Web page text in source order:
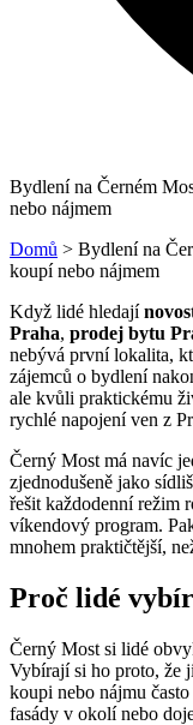
Bydlení na Černém
nebo nájmem
Domů > Bydlení na
koupí nebo nájmem
Když lidé hledají
Praha, prodej bytu
nebývá první lokalita,
zájemců o bydlení
ale kvůli praktickému
rychlé napojení ven z
Černý Most má navíc
zjednodušeně jako
řešit každodenní režim
víkendový program.
mnohem praktičtější,
Proč lidé
Černý Most si lidé
Vybírají si ho proto, že
koupi nebo nájmu
fasády v okolí nebo